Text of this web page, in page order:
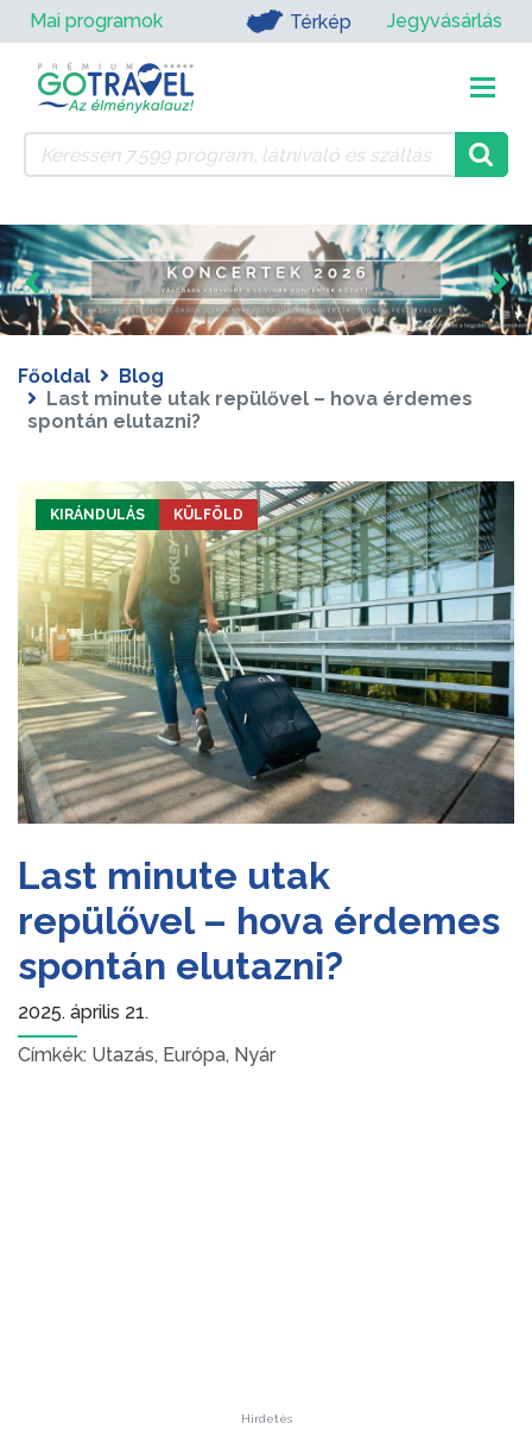
Mai programok Térkép Jegyvásárlás
Főoldal
Blog
Last minute utak repülővel – hova érdemes
spontán elutazni?
KIRÁNDULÁS KÜLFÖLD
Last minute utak
repülővel – hova érdemes
spontán elutazni?
2025. április 21.
Címkék: Utazás, Európa, Nyár
Hirdetés